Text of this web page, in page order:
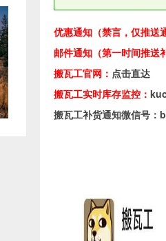
优惠通知（禁言，仅推送
邮件通知（第一时间推送
搬瓦工官网： 点击直达
搬瓦工实时库存监控：
搬瓦工补货通知微信号